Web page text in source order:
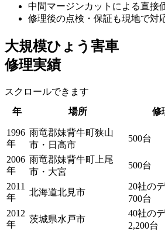
中間マージンカットによる直接
修理後の点検・保証も現地で対
大規模ひょう害車
修理実績
スクロールできます
年
場所 修
1996
年
雨竜郡妹背牛町狭山
市・日高市
500台
2006
年
雨竜郡妹背牛町上尾
市・大宮
500台
2011
年
北海道北見市
20社の
700台
2012
年
茨城県水戸市
40社の
2,200台